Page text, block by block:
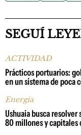
SEGUÍ
ACTIVIDAD
Prácticos portuarios:
en un sistema de poca
Energía
Ushuaia busca
80 millones y capitales